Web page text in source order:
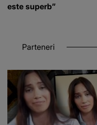
este superb”
Parteneri